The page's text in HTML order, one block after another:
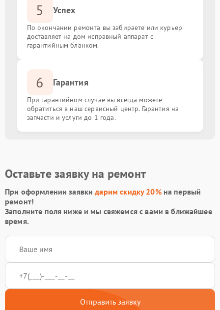
5 Успех
По окончании ремонта вы забираете или курьер
доставляет на дом исправный аппарат с
гарантийным бланком.
6 Гарантия
При гарантийном случае вы всегда можете
обратиться в наш сервисный центр. Гарантия на
запчасти и услуги до 1 года.
Оставьте заявку на ремонт
При оформлении заявкидарим скидку 20%на первый
ремонт!
Заполните поля ниже и мы свяжемся с вами в ближайшее
время.
Отправить заявку